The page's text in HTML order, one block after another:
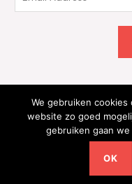
m
Copyright © 2026
We gebruiken
website zo goed
gebruiken gaan
OK